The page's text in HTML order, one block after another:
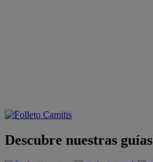
Descubre nuestras guías